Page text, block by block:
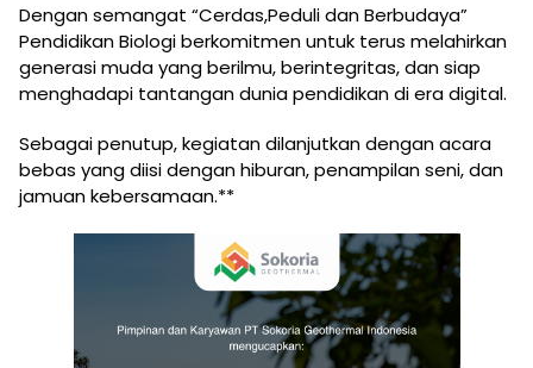
Dengan semangat “Cerdas,Peduli dan Berbudaya”
Pendidikan Biologi berkomitmen untuk terus melahirkan
generasi muda yang berilmu, berintegritas, dan siap
menghadapi tantangan dunia pendidikan di era digital.
Sebagai penutup, kegiatan dilanjutkan dengan acara
bebas yang diisi dengan hiburan, penampilan seni, dan
jamuan kebersamaan.**